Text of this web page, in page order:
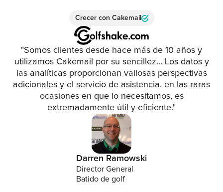
Crecer con Cakemail
"Somos clientes desde hace más de 10 años y
utilizamos Cakemail por su sencillez... Los datos y
las analíticas proporcionan valiosas perspectivas
adicionales y el servicio de asistencia, en las raras
ocasiones en que lo necesitamos, es
extremadamente útil y eficiente."
Darren Ramowski
Director General
Batido de golf